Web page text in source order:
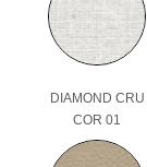
DIAMOND CRU
COR 01